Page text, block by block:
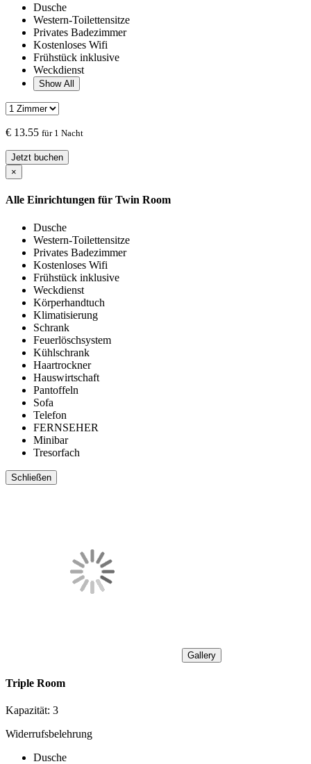
Dusche
Western-Toilettensitze
Privates Badezimmer
Kostenloses Wifi
Frühstück inklusive
Weckdienst
Show All
€ 13.55 für 1 Nacht
Jetzt buchen
×
Alle Einrichtungen für Twin Room
Dusche
Western-Toilettensitze
Privates Badezimmer
Kostenloses Wifi
Frühstück inklusive
Weckdienst
Körperhandtuch
Klimatisierung
Schrank
Feuerlöschsystem
Kühlschrank
Haartrockner
Hauswirtschaft
Pantoffeln
Sofa
Telefon
FERNSEHER
Minibar
Tresorfach
Schließen
Gallery
Triple Room
Kapazität: 3
Widerrufsbelehrung
Dusche